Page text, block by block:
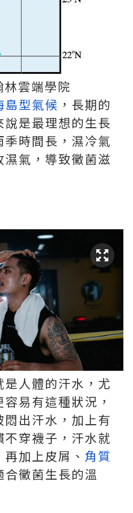
雲端學院
島型氣候 ，長期的
是最理想的生長
時間長，濕冷氣
氣，導致黴菌滋
人體的汗水，尤
易有這種狀況，
出汗水，加上有
穿襪子，汗水就
加上皮屑、 角質
黴菌生長的溫